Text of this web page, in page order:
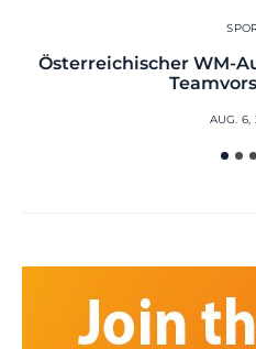
Österreichischer WM-
AUG. 6,